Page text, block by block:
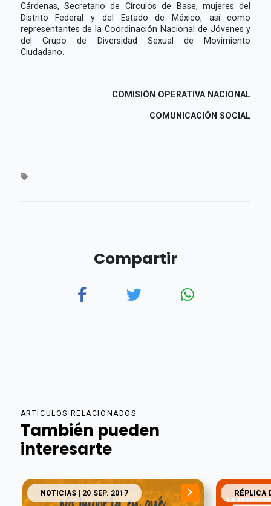
Cárdenas, Secretario de Círculos de Base, mujeres del
Distrito Federal y del Estado de México, así como
representantes de la Coordinación Nacional de Jóvenes y
del Grupo de Diversidad Sexual de Movimiento
Ciudadano.
COMISIÓN OPERATIVA NACIONAL
COMUNICACIÓN SOCIAL
Compartir
ARTÍCULOS RELACIONADOS
También pueden
interesarte
NOTICIAS | 20 SEP. 2017 RÉPLICA